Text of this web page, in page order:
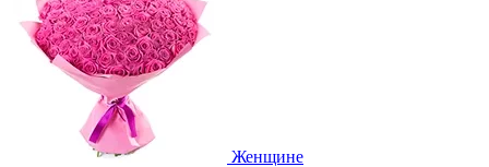
Женщине